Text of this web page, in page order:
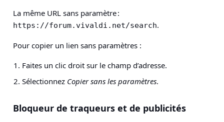
La même URL sans paramètre :
https://forum.vivaldi.net/search.
Pour copier un lien sans paramètres :
Faites un clic droit sur le champ d’adresse.
Sélectionnez Copier sans les paramètres.
Bloqueur de traqueurs et de publicités